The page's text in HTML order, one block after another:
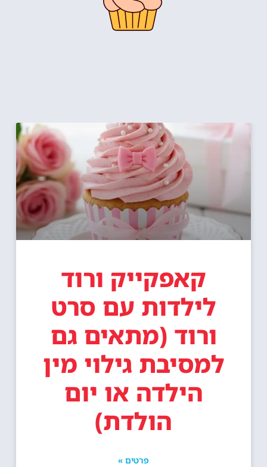
קאפקייק ורוד
לילדות עם סרט
ורוד (מתאים גם
למסיבת גילוי מין
הילדה או יום
הולדת)
פרטים »